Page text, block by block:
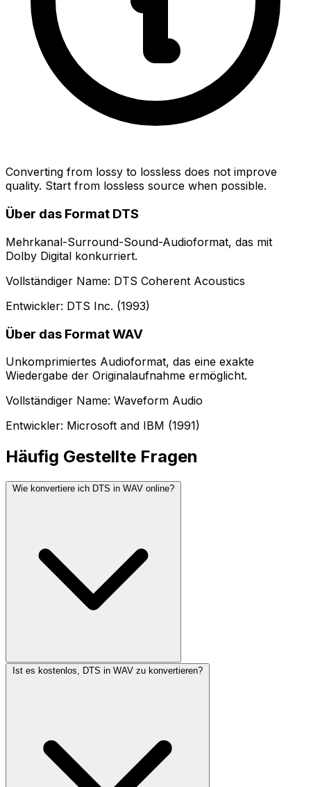
Converting from lossy to lossless does not improve
quality. Start from lossless source when possible.
Über das Format DTS
Mehrkanal-Surround-Sound-Audioformat, das mit
Dolby Digital konkurriert.
Vollständiger Name: DTS Coherent Acoustics
Entwickler: DTS Inc. (1993)
Über das Format WAV
Unkomprimiertes Audioformat, das eine exakte
Wiedergabe der Originalaufnahme ermöglicht.
Vollständiger Name: Waveform Audio
Entwickler: Microsoft and IBM (1991)
Häufig Gestellte Fragen
Wie konvertiere ich DTS in WAV online?
Ist es kostenlos, DTS in WAV zu konvertieren?